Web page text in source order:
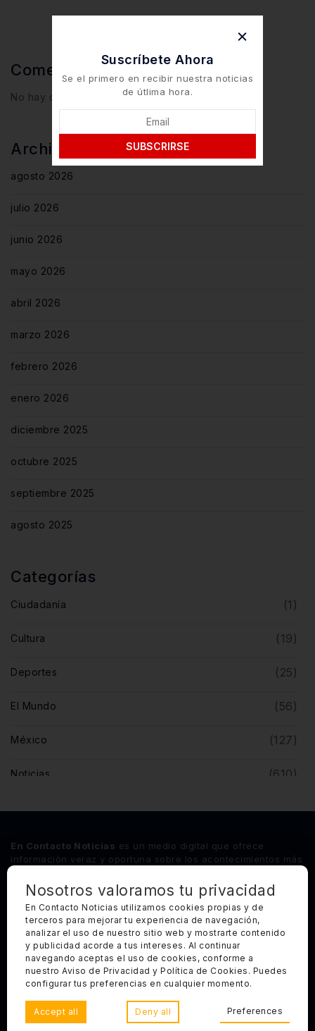
Comentarios Recientes
No hay comentarios que mostrar.
Archivos
agosto 2026
julio 2026
junio 2026
mayo 2026
abril 2026
marzo 2026
febrero 2026
enero 2026
diciembre 2025
octubre 2025
septiembre 2025
agosto 2025
Categorías
Ciudadanía (1)
Cultura (19)
Deportes (25)
El Mundo (56)
México (127)
Noticias (610)
Querétaro
En Contacto Noticias es un medio digital que ofrece
información veraz y oportuna sobre los acontecimientos más
principales sucesos nacionales e internacionales.
Síguenos
Categorías Principales
Otros Enlaces
Copyright 2025, Todos los derechos reservados. En Contacto
Noticias
Suscríbete Ahora
Se el primero en recibir nuestra noticias
de útlima hora.
SUBSCRIRSE
Nosotros valoramos tu privacidad
En Contacto Noticias utilizamos cookies propias y de
terceros para mejorar tu experiencia de navegación,
analizar el uso de nuestro sitio web y mostrarte contenido
y publicidad acorde a tus intereses. Al continuar
navegando aceptas el uso de cookies, conforme a
nuestro Aviso de Privacidad y Política de Cookies. Puedes
configurar tus preferencias en cualquier momento.
Accept all Deny all Preferences